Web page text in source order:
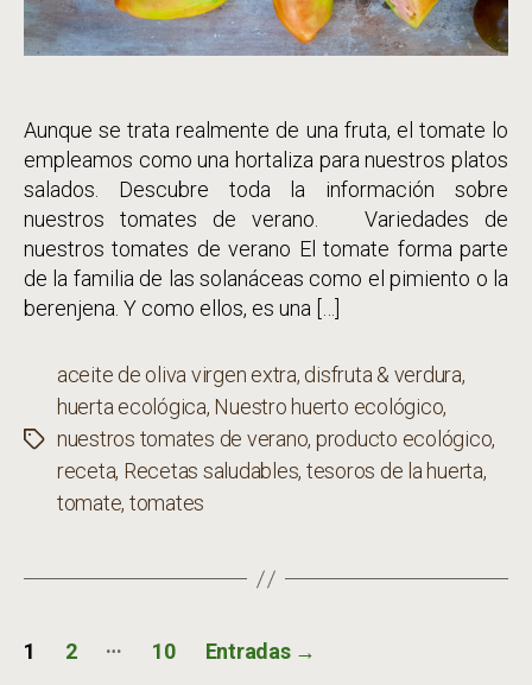
Aunque se trata realmente de una fruta, el tomate lo
empleamos como una hortaliza para nuestros platos
salados. Descubre toda la información sobre
nuestros tomates de verano. Variedades de
nuestros tomates de verano El tomate forma parte
de la familia de las solanáceas como el pimiento o la
berenjena. Y como ellos, es una […]
Etiquetas
aceite de oliva virgen extra, disfruta & verdura,
huerta ecológica, Nuestro huerto ecológico,
nuestros tomates de verano, producto ecológico,
receta, Recetas saludables, tesoros de la huerta,
tomate, tomates
Paginación
1 2 … 10 Entradas →